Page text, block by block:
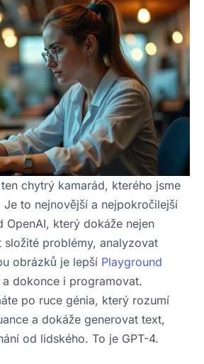
chytrý kamarád, kterého jsme
to nejnovější a nejpokročilejší
který dokáže nejen
složité problémy, analyzovat
obrázků je lepší Playground
a dokonce i programovat.
po ruce génia, který rozumí
a dokáže generovat text,
od lidského. To je GPT-4.